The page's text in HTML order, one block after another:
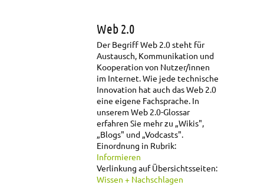
Web 2.0
Der Begriff Web 2.0 steht für
Austausch, Kommunikation und
Kooperation von Nutzer/innen
im Internet. Wie jede technische
Innovation hat auch das Web 2.0
eine eigene Fachsprache. In
unserem Web 2.0-Glossar
erfahren Sie mehr zu „Wikis",
„Blogs" und „Vodcasts".
Einordnung in Rubrik:
Informieren
Verlinkung auf Übersichtsseiten:
Wissen + Nachschlagen